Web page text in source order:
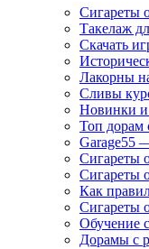
Сигареты
Такелаж
Скачать
Лакорны
Сливы
Новинки и
Топ дорам
Garage55
Сигареты
Сигареты
Как
Сигареты
Обучение
Дорамы с